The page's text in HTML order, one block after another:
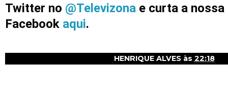
Twitter no @Televizona e curta a nossa
Facebook aqui.
HENRIQUE ALVES às 22:18